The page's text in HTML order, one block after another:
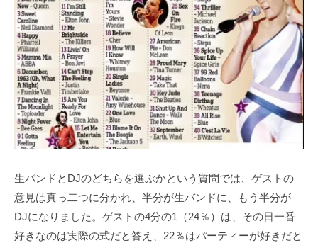
生バンドとDJのどちらを選ぶかという質問では、ゲストの
意見は真っ二つに分かれ、半分が生バンドに、もう半分が
DJになりました。ゲストの4分の1（24％）は、その日一番
好きなのは実際の式だと答え、22％はパーティーが好きだと